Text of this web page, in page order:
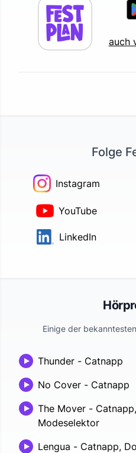
auch
Folge
Instagram
YouTube
LinkedIn
Einige der
Thunder - Catnapp
No Cover - Catnapp
The Mover - Catnapp,
Modeselektor
Lengua - Catnapp,